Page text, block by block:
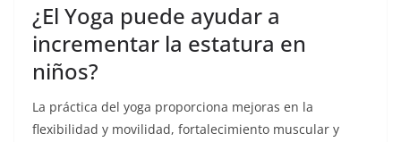
¿El Yoga puede ayudar a
incrementar la estatura en
niños?
La práctica del yoga proporciona mejoras en la
flexibilidad y movilidad, fortalecimiento muscular y